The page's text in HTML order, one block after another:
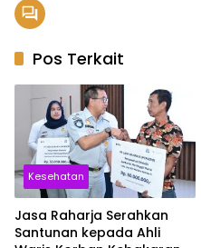
Pos Terkait
Kesehatan
Jasa Raharja Serahkan
Santunan kepada Ahli